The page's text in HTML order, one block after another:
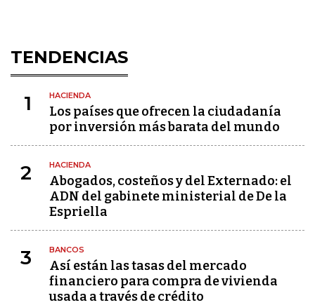
TENDENCIAS
1 HACIENDA
Los países que ofrecen la ciudadanía
por inversión más barata del mundo
2 HACIENDA
Abogados, costeños y del Externado: el
ADN del gabinete ministerial de De la
Espriella
3 BANCOS
Así están las tasas del mercado
financiero para compra de vivienda
usada a través de crédito